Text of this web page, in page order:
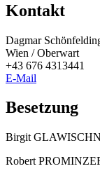
Kontakt
Dagmar
Wien / Oberwart
+43 676 4313441
E-Mail
Besetzung
Birgit
Robert